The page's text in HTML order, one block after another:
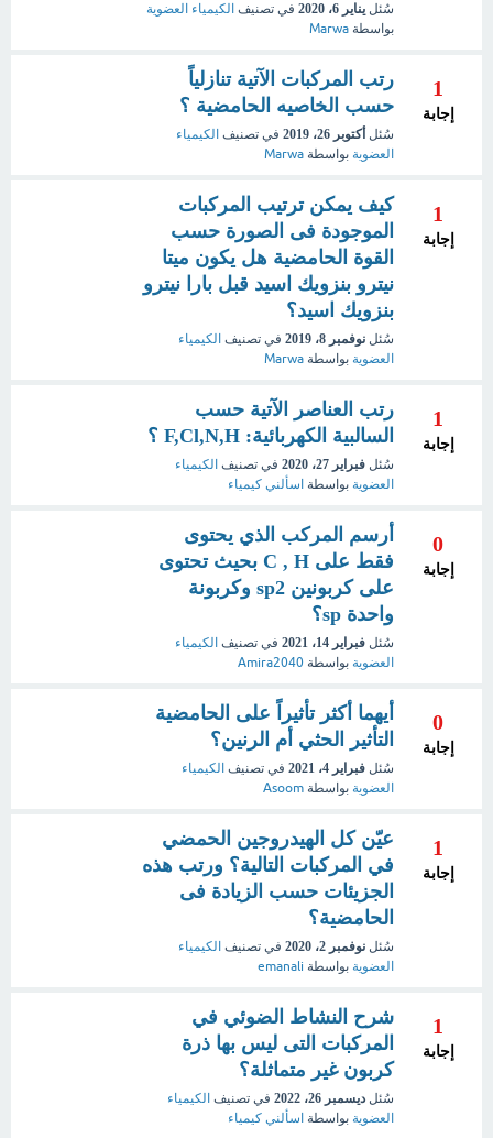
سُئل يناير 6، 2020 في تصنيف الكيمياء العضوية
بواسطة Marwa
1
إجابة
رتب المركبات الآتية تنازلياً
حسب الخاصيه الحامضية ؟
سُئل أكتوبر 26، 2019 في تصنيف الكيمياء
العضوية بواسطة Marwa
1
إجابة
كيف يمكن ترتيب المركبات
الموجودة فى الصورة حسب
القوة الحامضية هل يكون ميتا
نيترو بنزويك اسيد قبل بارا نيترو
بنزويك اسيد؟
سُئل نوفمبر 8، 2019 في تصنيف الكيمياء
العضوية بواسطة Marwa
1
إجابة
رتب العناصر الآتية حسب
السالبية الكهربائية: F,Cl,N,H ؟
سُئل فبراير 27، 2020 في تصنيف الكيمياء
العضوية بواسطة اسألني كيمياء
0
إجابة
أرسم المركب الذي يحتوى
فقط على C , H بحيث تحتوى
على كربونين sp2 وكربونة
واحدة sp؟
سُئل فبراير 14، 2021 في تصنيف الكيمياء
العضوية بواسطة Amira2040
0
إجابة
أيهما أكثر تأثيراً على الحامضية
التأثير الحثي أم الرنين؟
سُئل فبراير 4، 2021 في تصنيف الكيمياء
العضوية بواسطة Asoom
1
إجابة
عيّن كل الهيدروجين الحمضي
في المركبات التالية؟ ورتب هذه
الجزيئات حسب الزيادة فى
الحامضية؟
سُئل نوفمبر 2، 2020 في تصنيف الكيمياء
العضوية بواسطة emanali
1
إجابة
شرح النشاط الضوئي في
المركبات التى ليس بها ذرة
كربون غير متماثلة؟
سُئل ديسمبر 26، 2022 في تصنيف الكيمياء
العضوية بواسطة اسألني كيمياء